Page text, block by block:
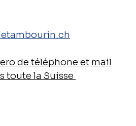
de téléphone et mail
toute la Suisse